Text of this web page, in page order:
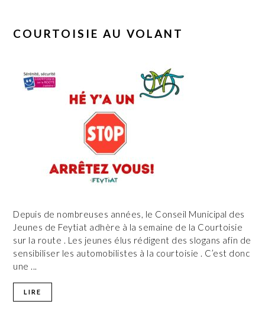
COURTOISIE AU VOLANT
Depuis de nombreuses années, le Conseil Municipal des
Jeunes de Feytiat adhère à la semaine de la Courtoisie
sur la route . Les jeunes élus rédigent des slogans afin de
sensibiliser les automobilistes à la courtoisie . C’est donc
une ...
LIRE